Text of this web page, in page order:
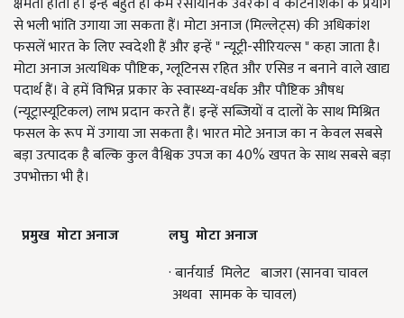
से भली भांति उगाया जा सकता हैं। मोटा अनाज (मिल्लेट्स) की अधिकांश
फसलें भारत के लिए स्वदेशी हैं और इन्हें " न्यूट्री-सीरियल्स " कहा जाता है।
मोटा अनाज अत्यधिक पौष्टिक, ग्लूटिनस रहित और एसिड न बनाने वाले खाद्य
पदार्थ हैं। वे हमें विभिन्न प्रकार के स्वास्थ्य-वर्धक और पौष्टिक औषध
(न्यूट्रास्यूटिकल) लाभ प्रदान करते हैं। इन्हें सब्जियों व दालों के साथ मिश्रित
फसल के रूप में उगाया जा सकता है। भारत मोटे अनाज का न केवल सबसे
बड़ा उत्पादक है बल्कि कुल वैश्विक उपज का 40% खपत के साथ सबसे बड़ा
उपभोक्ता भी है।
प्रमुख मोटा अनाज लघु मोटा अनाज
·बार्नयार्ड मिलेट बाजरा (सानवा चावल
अथवा सामक के चावल)